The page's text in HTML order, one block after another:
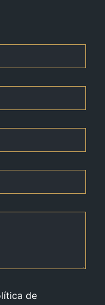
de